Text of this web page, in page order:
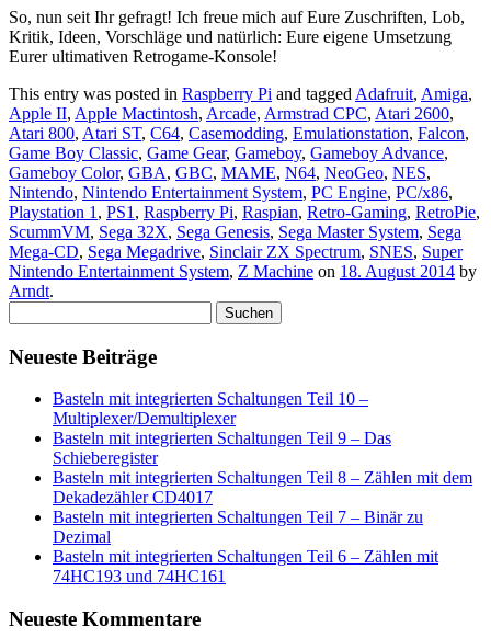
So, nun seit Ihr gefragt! Ich freue mich auf Eure Zuschriften, Lob,
Kritik, Ideen, Vorschläge und natürlich: Eure eigene Umsetzung
Eurer ultimativen Retrogame-Konsole!
This entry was posted in Raspberry Pi and tagged Adafruit, Amiga,
Apple II, Apple Mactintosh, Arcade, Armstrad CPC, Atari 2600,
Atari 800, Atari ST, C64, Casemodding, Emulationstation, Falcon,
Game Boy Classic, Game Gear, Gameboy, Gameboy Advance,
Gameboy Color, GBA, GBC, MAME, N64, NeoGeo, NES,
Nintendo, Nintendo Entertainment System, PC Engine, PC/x86,
Playstation 1 , PS1 , Raspberry Pi, Raspian, Retro-Gaming, RetroPie,
ScummVM, Sega 32X, Sega Genesis, Sega Master System, Sega
Mega-CD, Sega Megadrive, Sinclair ZX Spectrum, SNES, Super
Nintendo Entertainment System, Z Machine on 18. August 2014 by
Arndt.
nach:
Neueste Beiträge
Basteln mit integrierten Schaltungen Teil 10 –
Multiplexer/Demultiplexer
Basteln mit integrierten Schaltungen Teil 9 – Das
Schieberegister
Basteln mit integrierten Schaltungen Teil 8 – Zählen mit dem
Dekadezähler CD4017
Basteln mit integrierten Schaltungen Teil 7 – Binär zu
Dezimal
Basteln mit integrierten Schaltungen Teil 6 – Zählen mit
74HC193 und 74HC161
Neueste Kommentare